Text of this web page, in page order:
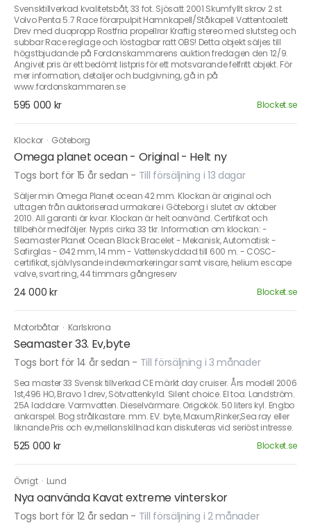
Svensktillverkad kvalitetsbåt, 33 fot. Sjösatt 2001 Skumfyllt skrov 2 st
Volvo Penta 5.7 Race förarpulpit Hamnkapell/Ståkapell Vattentoalett
Drev med duopropp Rostfria propellrar Kraftig stereo med slutsteg och
subbar Race reglage och löstagbar ratt OBS! Detta objekt säljes till
högstbjudande på Fordonskammarens auktion fredagen den 12/9.
Angivet pris är ett bedömt listpris för ett motsvarande felfritt objekt. För
mer information, detaljer och budgivning, gå in på
www.fordonskammaren.se
595 000 kr Blocket.se
Klockor · Göteborg
Omega planet ocean - Original - Helt ny
Togs bort för 15 år sedan - Till försäljning i 13 dagar
Säljer min Omega Planet ocean 42 mm. Klockan är original och
uttagen från auktoriserad urmakare i Göteborg i slutet av oktober
2010. All garanti är kvar. Klockan är helt oanvänd. Certifikat och
tillbehör medföljer. Nypris cirka 33 tkr. Information om klockan: -
Seamaster Planet Ocean Black Bracelet - Mekanisk, Automatisk -
Safirglas - Ø42 mm, 14 mm - Vattenskyddad till 600 m. - COSC-
certifikat, självlysande indexmarkeringar samt visare, helium escape
valve, svart ring, 44 timmars gångreserv
24 000 kr Blocket.se
Motorbåtar · Karlskrona
Seamaster 33. Ev,byte
Togs bort för 14 år sedan - Till försäljning i 3 månader
Sea master 33 Svensk tillverkad CE märkt day cruiser. Års modell 2006
1st,496 HO, Bravo 1 drev, Sötvattenkyld. Silent choice. El toa. Landström.
25A laddare. Varmvatten. Dieselvärmare. Origokök. 50 liters kyl. Engbo
ankarspel. Bog strålkastare. mm. EV. byte, Maxum,Rinker,Sea ray eller
liknande.Pris och ev,mellanskillnad kan diskuteras vid seriöst intresse.
525 000 kr Blocket.se
Övrigt · Lund
Nya oanvända Kavat extreme vinterskor
Togs bort för 12 år sedan - Till försäljning i 2 månader